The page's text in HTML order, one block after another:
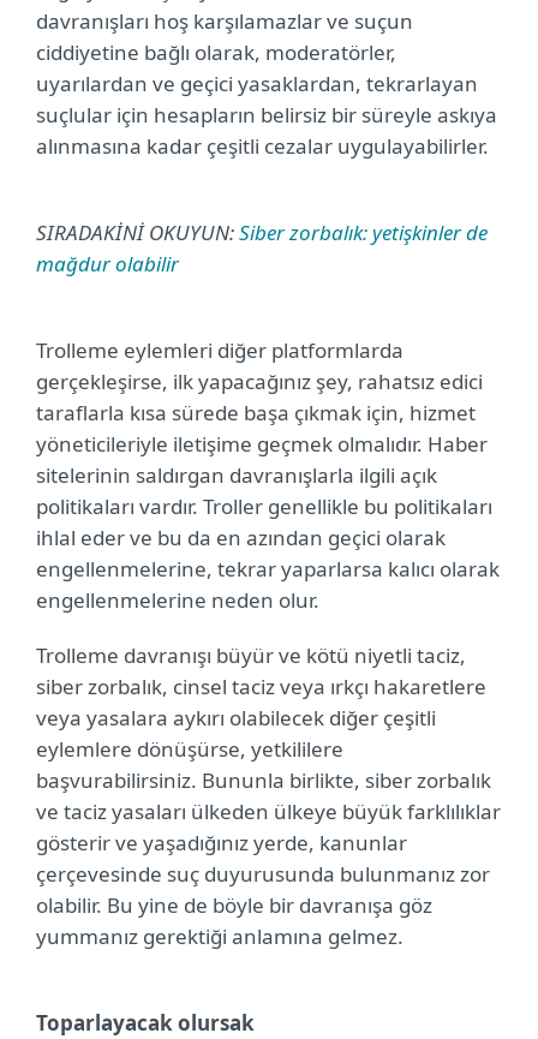
davranışları hoş karşılamazlar ve suçun
ciddiyetine bağlı olarak, moderatörler,
uyarılardan ve geçici yasaklardan, tekrarlayan
suçlular için hesapların belirsiz bir süreyle askıya
alınmasına kadar çeşitli cezalar uygulayabilirler.
SIRADAKİNİ OKUYUN:Siber zorbalık: yetişkinler de
mağdur olabilir
Trolleme eylemleri diğer platformlarda
gerçekleşirse, ilk yapacağınız şey, rahatsız edici
taraflarla kısa sürede başa çıkmak için, hizmet
yöneticileriyle iletişime geçmek olmalıdır. Haber
sitelerinin saldırgan davranışlarla ilgili açık
politikaları vardır. Troller genellikle bu politikaları
ihlal eder ve bu da en azından geçici olarak
engellenmelerine, tekrar yaparlarsa kalıcı olarak
engellenmelerine neden olur.
Trolleme davranışı büyür ve kötü niyetli taciz,
siber zorbalık, cinsel taciz veya ırkçı hakaretlere
veya yasalara aykırı olabilecek diğer çeşitli
eylemlere dönüşürse, yetkililere
başvurabilirsiniz. Bununla birlikte, siber zorbalık
ve taciz yasaları ülkeden ülkeye büyük farklılıklar
gösterir ve yaşadığınız yerde, kanunlar
çerçevesinde suç duyurusunda bulunmanız zor
olabilir. Bu yine de böyle bir davranışa göz
yummanız gerektiği anlamına gelmez.
Toparlayacak olursak